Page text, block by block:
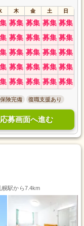
木 金 土 日
募集 募集 募集 募集
募集 募集 募集 募集
募集 募集 募集 募集
募集 募集 募集 募集
募集 募集 募集 募集
険完備 復職支援あり
応募画面へ進む
幌駅から7.4km